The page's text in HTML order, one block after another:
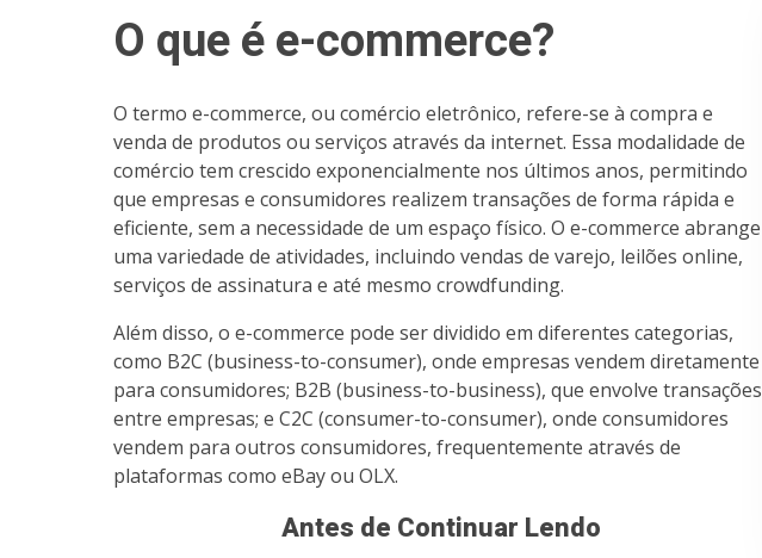
O que é e-commerce?
O termo e-commerce, ou comércio eletrônico, refere-se à compra e
venda de produtos ou serviços através da internet. Essa modalidade de
comércio tem crescido exponencialmente nos últimos anos, permitindo
que empresas e consumidores realizem transações de forma rápida e
eficiente, sem a necessidade de um espaço físico. O e-commerce abrange
uma variedade de atividades, incluindo vendas de varejo, leilões online,
serviços de assinatura e até mesmo crowdfunding.
Além disso, o e-commerce pode ser dividido em diferentes categorias,
como B2C (business-to-consumer), onde empresas vendem diretamente
para consumidores; B2B (business-to-business), que envolve transações
entre empresas; e C2C (consumer-to-consumer), onde consumidores
vendem para outros consumidores, frequentemente através de
plataformas como eBay ou OLX.
Antes de Continuar Lendo